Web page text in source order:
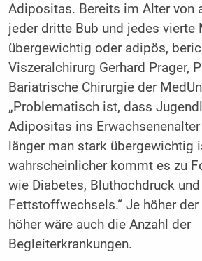
Adipositas. Bereits im Alter von
jeder dritte Bub und jedes vierte
übergewichtig oder adipös,
Viszeralchirurg Gerhard Prager,
Bariatrische Chirurgie der
„Problematisch ist, dass
Adipositas ins
länger man stark übergewichtig
wahrscheinlicher kommt es zu
wie Diabetes, Bluthochdruck
Fettstoffwechsels.“ Je höher
höher wäre auch die Anzahl der
Begleiterkrankungen.